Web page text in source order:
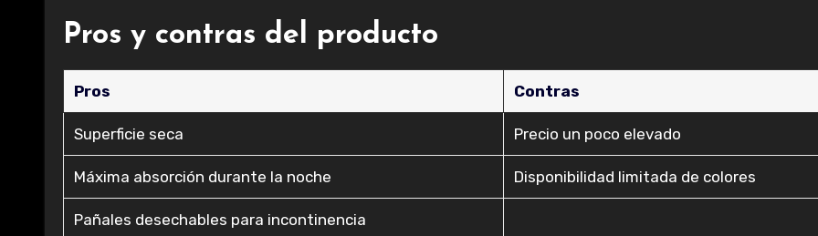
Pros y contras del producto
Pros Contras
Superficie seca Precio un poco elevado
Máxima absorción durante la noche Disponibilidad limitada de colores
Pañales desechables para incontinencia